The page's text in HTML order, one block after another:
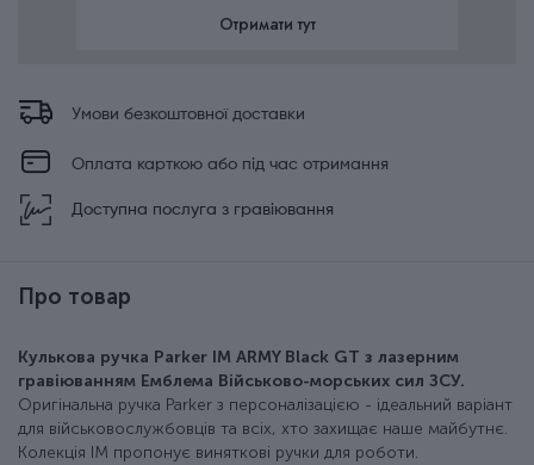
Отримати тут
Умови безкоштовної доставки
Оплата карткою або під час отримання
Доступна послуга з гравіювання
Про товар
Кулькова ручка Parker IM ARMY Black GT з лазерним
гравіюванням Емблема Військово-морських сил ЗСУ.
Оригінальна ручка Parker з персоналізацією - ідеальний варіант
для військовослужбовців та всіх, хто захищає наше майбутнє.
Колекція IM пропонує виняткові ручки для роботи.